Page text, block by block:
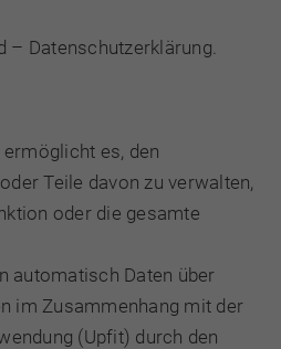
– Datenschutzerklärung.
es, den
Teile davon zu verwalten,
oder die gesamte
automatisch Daten über
im Zusammenhang mit der
(Upfit) durch den